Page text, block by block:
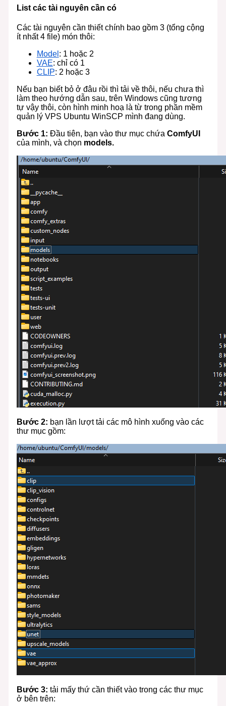
List các tài nguyên cần có
Các tài nguyên cần thiết chính bao gồm 3 (tổng cộng
ít nhất 4 file) món thôi:
Model : 1 hoặc 2
VAE: chỉ có 1
CLIP: 2 hoặc 3
Nếu bạn biết bỏ ở đâu rồi thì tải về thôi, nếu chưa thì
làm theo hướng dẫn sau, trên Windows cũng tương
tự vậy thôi, còn hình minh hoạ là từ trong phần mềm
quản lý VPS Ubuntu WinSCP mình đang dùng.
Bước 1: Đầu tiên, bạn vào thư mục chứa ComfyUI
của mình, và chọn models.
Bước 2: bạn lần lượt tải các mô hình xuống vào các
thư mục gồm:
Bước 3: tải mấy thứ cần thiết vào trong các thư mục
ở bên trên: